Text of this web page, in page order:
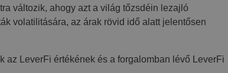
változik, ahogy azt a világ tőzsdéin lezajló
volatilitására, az árak rövid idő alatt jelentősen
LeverFi értékének és a forgalomban lévő LeverFi